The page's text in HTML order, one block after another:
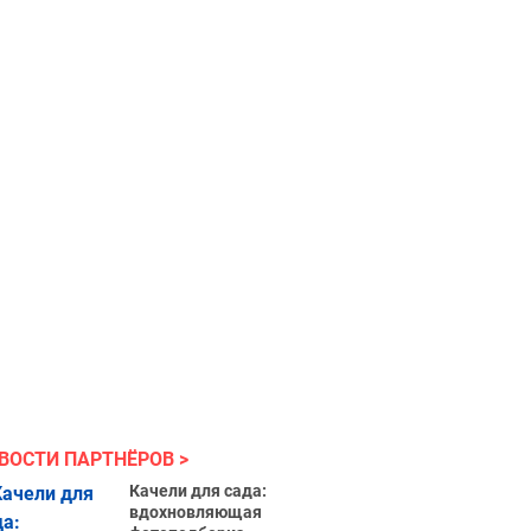
ПАРТНЁРОВ
Качели для сада:
вдохновляющая